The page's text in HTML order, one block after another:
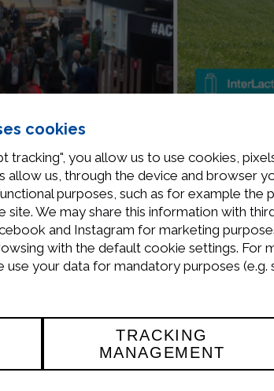
des rendez-vous les plus importants pour
se déroulera au parc des
et les opérateurs de la filière alimentaire.
moment stratégique pourrenforcer sa
qui caractérisent les produits
de nouvelles relations
distribution agroalimentaire, l’hôtellerie et
au
stand 30, pavillon 3
cookies
tracking", you allow us to use cookies,
allow us, through the device and browser
purposes, such as for example the
We may share this information with
and Instagram for marketing
with the default cookie settings. For
use your data for mandatory purposes (e.g.
TRACKING
MANAGEMENT